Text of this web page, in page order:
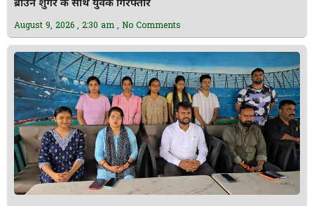
ब्राउन शुगर के साथ युवक गिरफ्तार
August 9, 2026 2:30 am No Comments